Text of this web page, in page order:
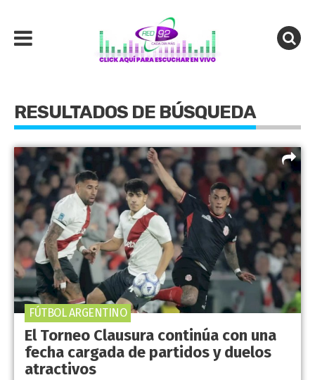
RESULTADOS DE BÚSQUEDA
El Torneo Clausura continúa con una
fecha cargada de partidos y duelos
atractivos
FÚTBOL ARGENTINO